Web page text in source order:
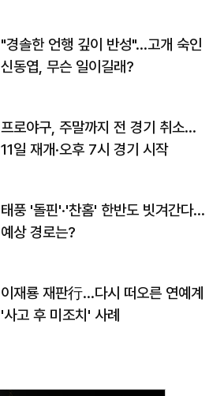
"경솔한 언행 깊이 반성"…고개 숙인
신동엽, 무슨 일이길래?
프로야구, 주말까지 전 경기 취소…
11일 재개·오후 7시 경기 시작
태풍 '돌핀'·'찬홈' 한반도 빗겨간다…
예상 경로는?
이재룡 재판行…다시 떠오른 연예계
'사고 후 미조치' 사례